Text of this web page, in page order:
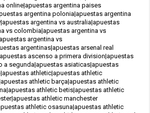
online|apuestas argentina paises
argentina polonia|apuestas argentina
argentina vs australia|apuestas
vs colombia|apuestas argentina vs
argentina vs
argentinas|apuestas arsenal real
ascenso a primera division|apuestas
a segunda|apuestas asiaticas|apuestas
athletic|apuestas athletic
athletic barça|apuestas athletic
athletic betis|apuestas athletic
athletic manchester
athletic osasuna|apuestas athletic